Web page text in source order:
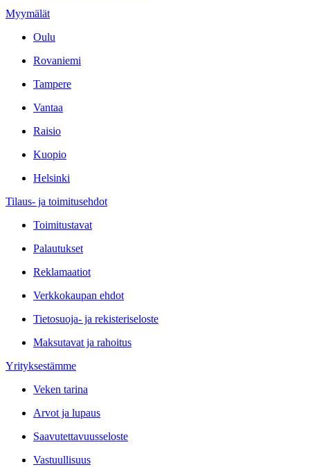
Myymälät
Oulu
Rovaniemi
Tampere
Vantaa
Raisio
Kuopio
Helsinki
Tilaus- ja toimitusehdot
Toimitustavat
Palautukset
Reklamaatiot
Verkkokaupan ehdot
Tietosuoja- ja rekisteriseloste
Maksutavat ja rahoitus
Yrityksestämme
Veken tarina
Arvot ja lupaus
Saavutettavuusseloste
Vastuullisuus